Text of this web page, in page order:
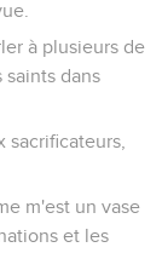
à plusieurs de
saints dans
m'est un vase
et les